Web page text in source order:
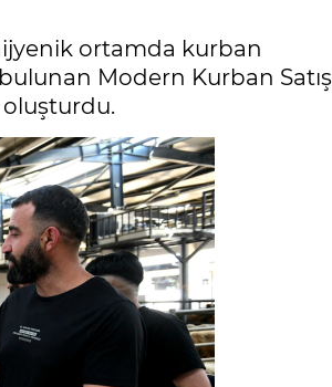
ortamda kurban
Modern Kurban Satış
oluşturdu.